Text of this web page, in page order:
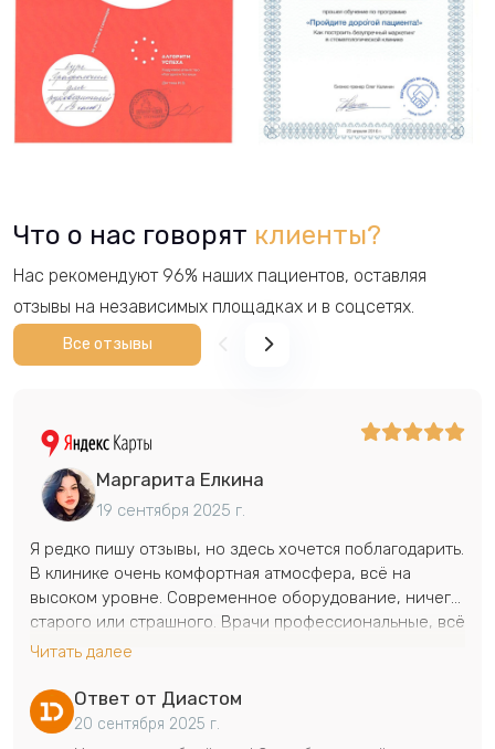
Что о нас говорят клиенты?
Нас рекомендуют 96% наших пациентов, оставляя
отзывы на независимых площадках и в соцсетях.
Все отзывы
Маргарита Елкина
19 сентября 2025 г.
Я редко пишу отзывы, но здесь хочется поблагодарить.
В клинике очень комфортная атмосфера, всё на
высоком уровне. Современное оборудование, ничего
старого или страшного. Врачи профессиональные, всё
делают бережно и без боли. Персонал
гостем. Парковка рядом с дверью — огромный плюс.
Качество лечения просто отличное, теперь
рекомендую всем знакомым.
Читать далее
Ответ от Диастом
20 сентября 2025 г.